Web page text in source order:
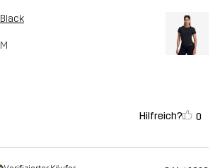
Black
M
Hilfreich? 0